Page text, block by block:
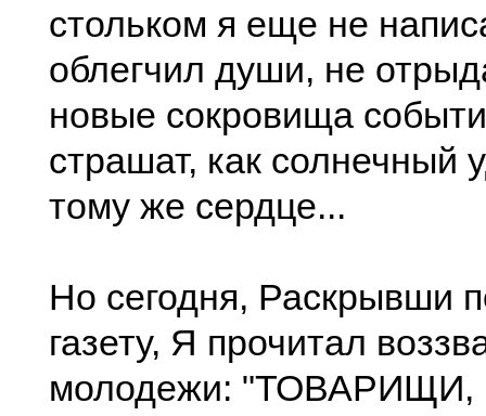
стольком я еще не
облегчил души, не
новые сокровища
страшат, как солнечный
тому же сердце...
Но сегодня, Раскрывши
газету, Я прочитал
молодежи: